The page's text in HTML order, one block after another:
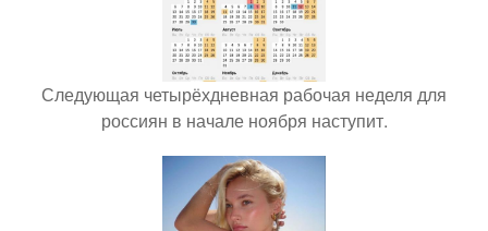
Следующая четырёхдневная рабочая неделя для
россиян в начале ноября наступит.